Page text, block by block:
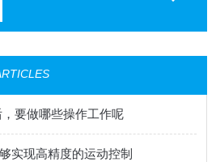
要做哪些操作工作呢
实现高精度的运动控制